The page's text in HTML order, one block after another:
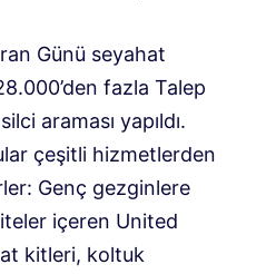
Günü seyahat
fazla Talep
araması yapıldı.
çeşitli hizmetlerden
Genç gezginlere
içeren United
kitleri, koltuk